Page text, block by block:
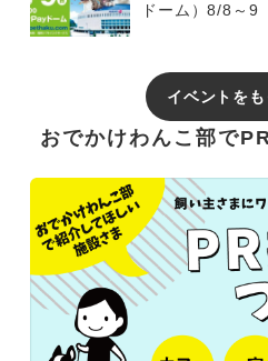
ドーム）8/8～9
イベントを
おでかけわんこ部で